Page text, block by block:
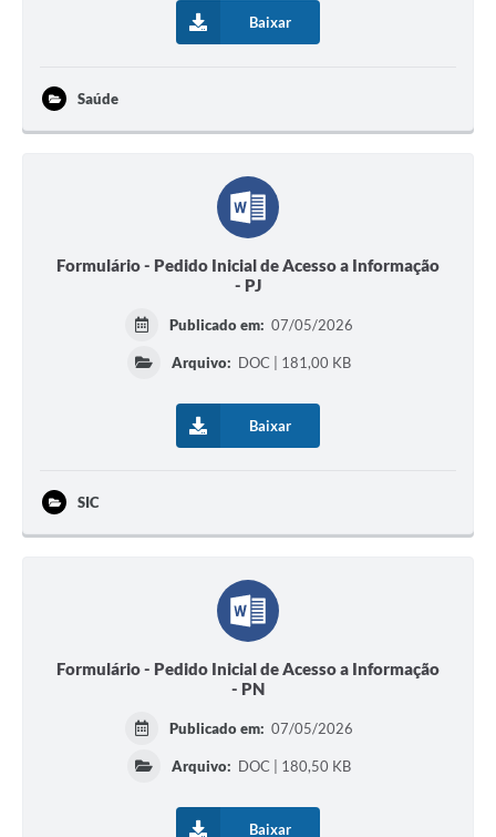
Baixar
Saúde
Formulário - Pedido Inicial de Acesso a Informação
- PJ
Publicado em: 07/05/2026
Arquivo: DOC | 181,00 KB
Baixar
SIC
Formulário - Pedido Inicial de Acesso a Informação
- PN
Publicado em: 07/05/2026
Arquivo: DOC | 180,50 KB
Baixar